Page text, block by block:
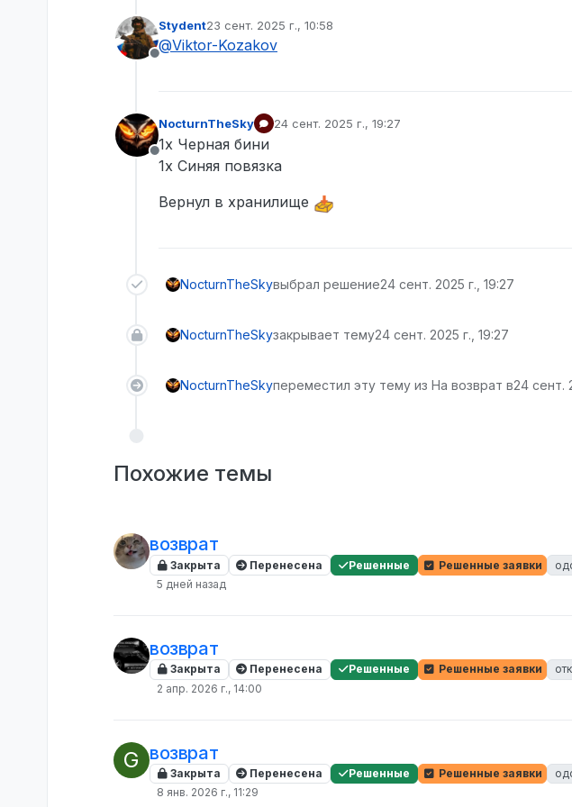
Не в сети
Stydent23 сент. 2025 г., 10:58
отредактировано
@Viktor-Kozakov
Не в сети
NocturnTheSky 24 сент. 2025 г., 19:27
отредактировано
1х Черная бини
1х Синяя повязка
Вернул в хранилище
NocturnTheSkyвыбрал решение24 сент. 2025 г., 19:27
NocturnTheSkyзакрывает тему24 сент. 2025 г., 19:27
NocturnTheSkyпереместил эту тему из На возврат в24 сент.
Похожие темы
возврат
Закрыта Перенесена Решенные Решенные заявки
5 дней назад
возврат
Закрыта Перенесена Решенные Решенные заявки
2 апр. 2026 г., 14:00
G возврат
Закрыта Перенесена Решенные Решенные заявки
8 янв. 2026 г., 11:29